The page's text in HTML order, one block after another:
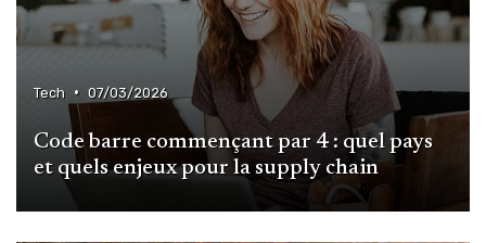
Tech • 07/03/2026
Code barre commençant par 4 : quel pays
et quels enjeux pour la supply chain